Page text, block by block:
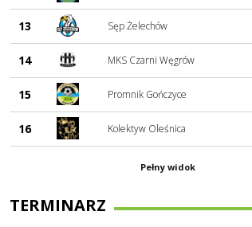
13 Sęp Żelechów
14 MKS Czarni Węgrów
15 Promnik Gończyce
16 Kolektyw Oleśnica
Pełny widok
TERMINARZ